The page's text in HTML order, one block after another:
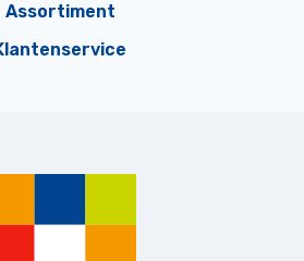
Assortiment